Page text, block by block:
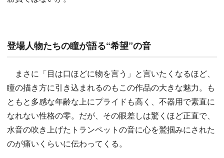
登場人物たちの瞳が語る“希望”の音
まさに「目は口ほどに物を言う」と言いたくなるほど、
瞳の描き方に引き込まれるのもこの作品の大きな魅力。も
ともと多感な年齢な上にプライドも高く、不器用で素直に
なれない性格の零。だが、その眼差しは驚くほど正直で、
水音の吹き上げたトランペットの音に心を鷲掴みにされた
のが痛いくらいに伝わってくる。